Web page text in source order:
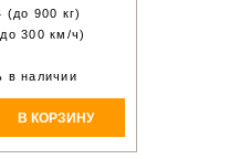
(до 900 кг)
300 км/ч)
в наличии
В КОРЗИНУ